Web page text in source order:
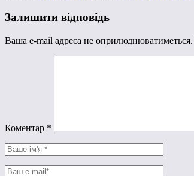
Залишити відповідь
Ваша e-mail адреса не оприлюднюватиметься.
Коментар *